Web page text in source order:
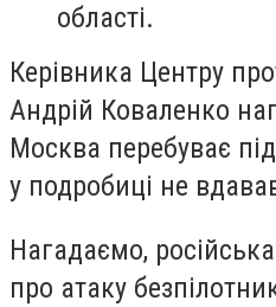
області.
Керівника Центру
Андрій Коваленко
Москва перебуває
у подробиці не
Нагадаємо,
про атаку